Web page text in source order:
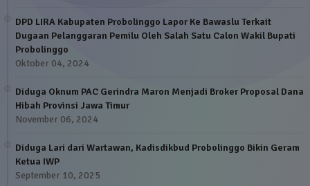
DPD LIRA Kabupaten Probolinggo Lapor Ke Bawaslu Terkait
Dugaan Pelanggaran Pemilu Oleh Salah Satu Calon Wakil Bupati
Probolinggo
Oktober 04, 2024
Diduga Oknum PAC Gerindra Maron Menjadi Broker Proposal Dana
Hibah Provinsi Jawa Timur
November 06, 2024
Diduga Lari dari Wartawan, Kadisdikbud Probolinggo Bikin Geram
Ketua IWP
September 10, 2025